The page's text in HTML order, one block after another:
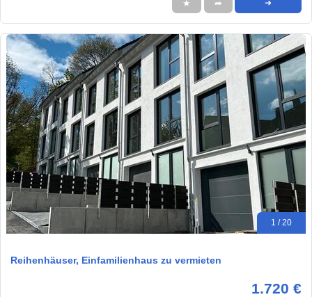
★ ➦ ➜
1 / 20
Reihenhäuser, Einfamilienhaus zu vermieten
1.720 €